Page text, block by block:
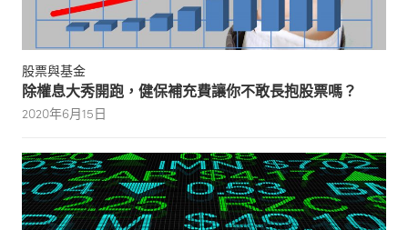
股票與基金
除權息大秀開跑，健保補充費讓你不敢長抱股票嗎？
2020年6月15日